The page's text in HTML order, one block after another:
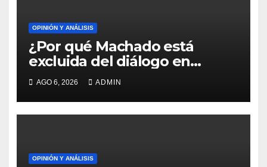
OPINIÓN Y ANÁLISIS
¿Por qué Machado está
excluida del diálogo en
Venezuela?
AGO 6, 2026 ADMIN
OPINIÓN Y ANÁLISIS